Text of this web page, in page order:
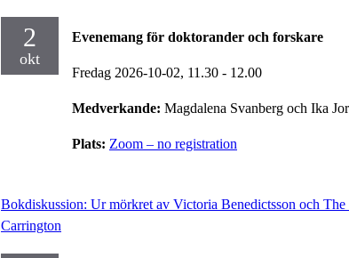
2
okt
Evenemang för doktorander och forskare
Fredag 2026-10-02, 11.30 - 12.00
Medverkande: Magdalena Svanberg och Ika
Plats: Zoom – no registration
Bokdiskussion: Ur mörkret av Victoria Benedictsson och
Carrington